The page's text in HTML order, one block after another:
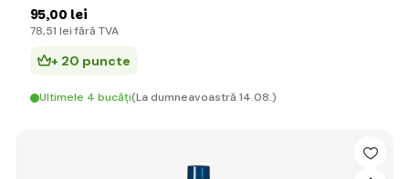
95,00 lei
78,51 lei fără TVA
+ 20 puncte
Ultimele 4 bucăți(La dumneavoastră 14.08.)